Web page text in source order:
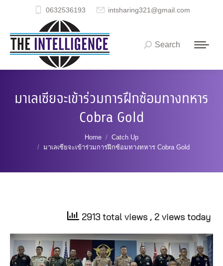
0632536193 intsharing321@gmail.com
Search:
Search
มาเลเซียจะเข้าร่วมการฝึกซ้อมทางทหาร
Cobra Gold
Home
Catch Up
มาเลเซียจะเข้าร่วมการฝึกซ้อมทางทหาร Cobra Gold
2913 total views , 2 views today